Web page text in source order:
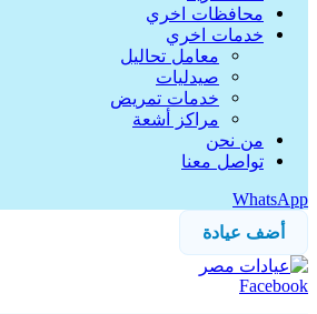
محافظات اخري
خدمات اخري
معامل تحاليل
صيدليات
خدمات تمريض
مراكز أشعة
من نحن
تواصل معنا
WhatsApp
أضف عيادة
Facebook